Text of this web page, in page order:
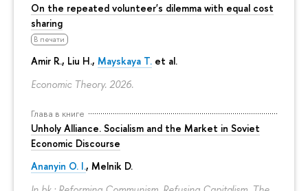
On the repeated volunteer's dilemma with equal cost
sharing
В печати
Amir R., Liu H., Mayskaya T. et al.
Economic Theory. 2026.
Глава в книге
Unholy Alliance. Socialism and the Market in Soviet
Economic Discourse
Ananyin O. I., Melnik D.